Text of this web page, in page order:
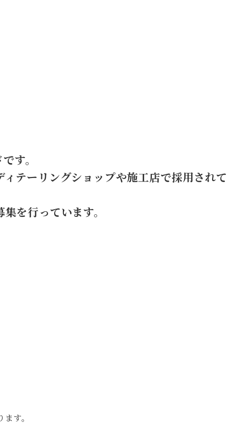
す。
テーリングショップや施工店で採用されて
を行っています。
す。